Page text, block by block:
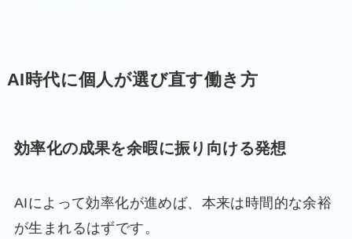
AI時代に個人が選び直す働き方
効率化の成果を余暇に振り向ける発想
AIによって効率化が進めば、本来は時間的な余裕
が生まれるはずです。